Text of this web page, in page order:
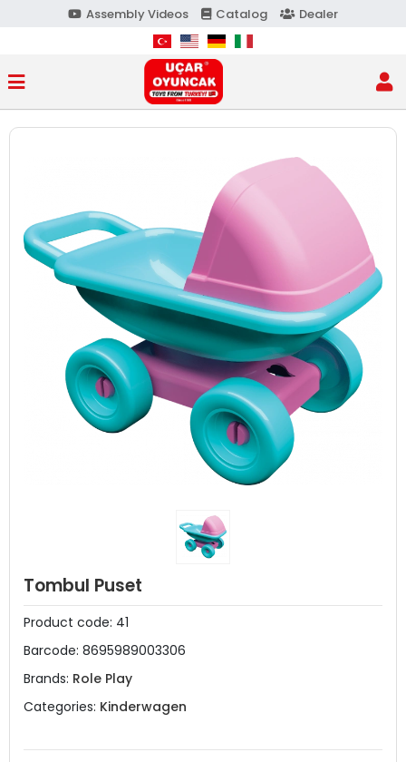
Assembly Videos Catalog Dealer
Tombul Puset
Product code: 41
Barcode: 8695989003306
Brands: Role Play
Categories: Kinderwagen